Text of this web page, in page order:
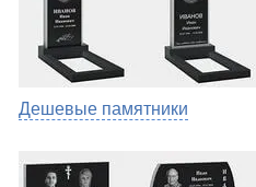
Дешевые памятники